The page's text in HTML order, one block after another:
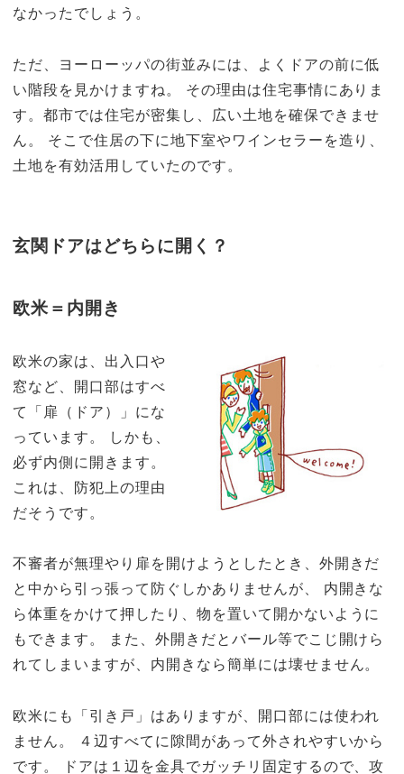
なかったでしょう。
ただ、ヨーローッパの街並みには、よくドアの前に低
い階段を見かけますね。 その理由は住宅事情にありま
す。都市では住宅が密集し、広い土地を確保できませ
ん。 そこで住居の下に地下室やワインセラーを造り、
土地を有効活用していたのです。
玄関ドアはどちらに開く？
欧米＝内開き
欧米の家は、出入口や
窓など、開口部はすべ
て「扉（ドア）」にな
っています。 しかも、
必ず内側に開きます。
これは、防犯上の理由
だそうです。
不審者が無理やり扉を開けようとしたとき、外開きだ
と中から引っ張って防ぐしかありませんが、 内開きな
ら体重をかけて押したり、物を置いて開かないように
もできます。 また、外開きだとバール等でこじ開けら
れてしまいますが、内開きなら簡単には壊せません。
欧米にも「引き戸」はありますが、開口部には使われ
ません。 ４辺すべてに隙間があって外されやすいから
です。 ドアは１辺を金具でガッチリ固定するので、攻